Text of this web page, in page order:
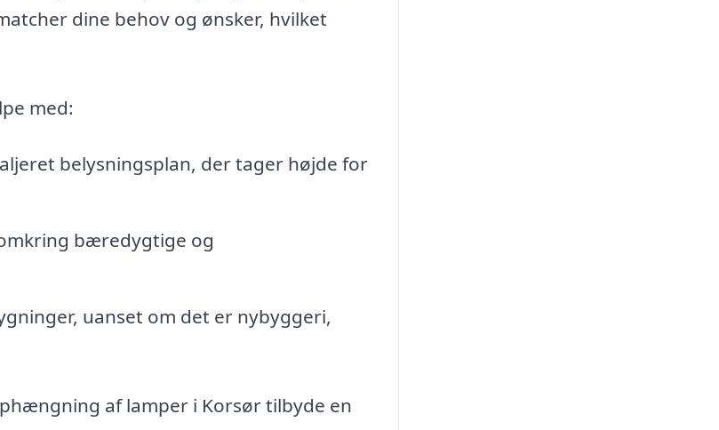
dine behov og ønsker, hvilket
med:
belysningsplan, der tager højde for
bæredygtige og
uanset om det er nybyggeri,
af lamper i Korsør tilbyde en